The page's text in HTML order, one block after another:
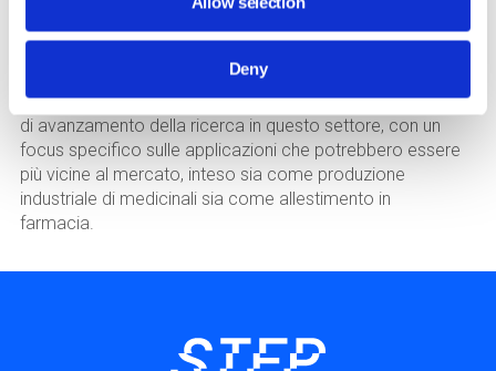
Deny
Alice Melocchi, Daniele Bernareggi e Lucia Zema
12 Nov 2024 / 18:30 - 20:00
Accompagneremo il pubblico alla scoperta del reale stato
di avanzamento della ricerca in questo settore, con un
focus specifico sulle applicazioni che potrebbero essere
più vicine al mercato, inteso sia come produzione
industriale di medicinali sia come allestimento in
farmacia.